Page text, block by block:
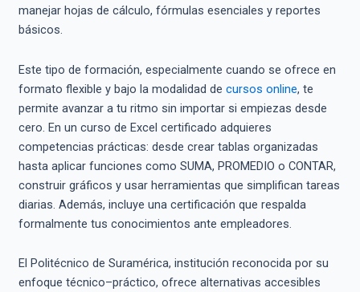
manejar hojas de cálculo, fórmulas esenciales y reportes
básicos.
Este tipo de formación, especialmente cuando se ofrece en
formato flexible y bajo la modalidad de cursos online, te
permite avanzar a tu ritmo sin importar si empiezas desde
cero. En un curso de Excel certificado adquieres
competencias prácticas: desde crear tablas organizadas
hasta aplicar funciones como SUMA, PROMEDIO o CONTAR,
construir gráficos y usar herramientas que simplifican tareas
diarias. Además, incluye una certificación que respalda
formalmente tus conocimientos ante empleadores.
El Politécnico de Suramérica, institución reconocida por su
enfoque técnico–práctico, ofrece alternativas accesibles